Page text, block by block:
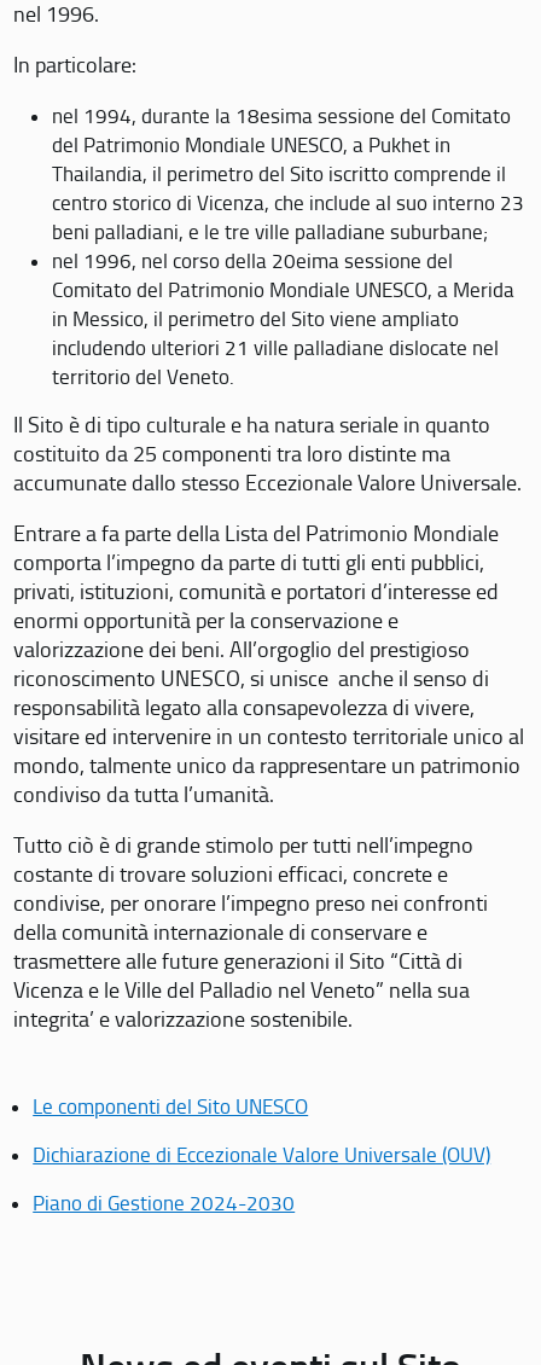
nel 1996.
In particolare:
nel 1994, durante la 18esima sessione del Comitato
del Patrimonio Mondiale UNESCO, a Pukhet in
Thailandia, il perimetro del Sito iscritto comprende il
centro storico di Vicenza, che include al suo interno 23
beni palladiani, e le tre ville palladiane suburbane;
nel 1996, nel corso della 20eima sessione del
Comitato del Patrimonio Mondiale UNESCO, a Merida
in Messico, il perimetro del Sito viene ampliato
includendo ulteriori 21 ville palladiane dislocate nel
territorio del Veneto.
Il Sito è di tipo culturale e ha natura seriale in quanto
costituito da 25 componenti tra loro distinte ma
accumunate dallo stesso Eccezionale Valore Universale.
Entrare a fa parte della Lista del Patrimonio Mondiale
comporta l’impegno da parte di tutti gli enti pubblici,
privati, istituzioni, comunità e portatori d’interesse ed
enormi opportunità per la conservazione e
valorizzazione dei beni. All’orgoglio del prestigioso
riconoscimento UNESCO, si unisce anche il senso di
responsabilità legato alla consapevolezza di vivere,
visitare ed intervenire in un contesto territoriale unico al
mondo, talmente unico da rappresentare un patrimonio
condiviso da tutta l’umanità.
Tutto ciò è di grande stimolo per tutti nell’impegno
costante di trovare soluzioni efficaci, concrete e
condivise, per onorare l’impegno preso nei confronti
della comunità internazionale di conservare e
trasmettere alle future generazioni il Sito “Città di
Vicenza e le Ville del Palladio nel Veneto” nella sua
integrita’ e valorizzazione sostenibile.
Le componenti del Sito UNESCO
Dichiarazione di Eccezionale Valore Universale (OUV)
Piano di Gestione 2024-2030